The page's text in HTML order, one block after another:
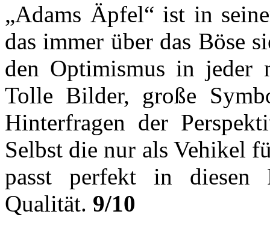
„Adams Äpfel“ ist in
das immer über das Böse
den Optimismus in jeder
Tolle Bilder, große
Hinterfragen der
Selbst die nur als Vehikel
passt perfekt in diesen
Qualität. 9/10